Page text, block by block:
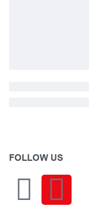
FOLLOW US